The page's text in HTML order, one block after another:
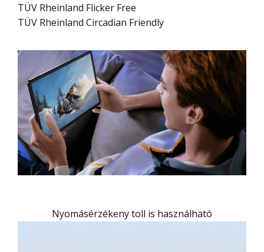
TÜV Rheinland Flicker Free
TÜV Rheinland Circadian Friendly
Nyomásérzékeny toll is használható